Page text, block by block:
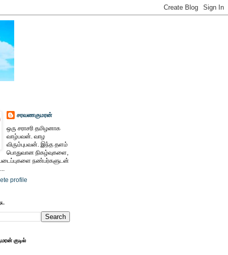
சரவணகுமரன்
ஒரு சராசரி தமிழனாக
வாழ்பவன். வாழ
விரும்புபவன். இந்த தளம்
பொதுவான நிகழ்வுகளை,
நண்பர்களுடன்
profile
குடில்